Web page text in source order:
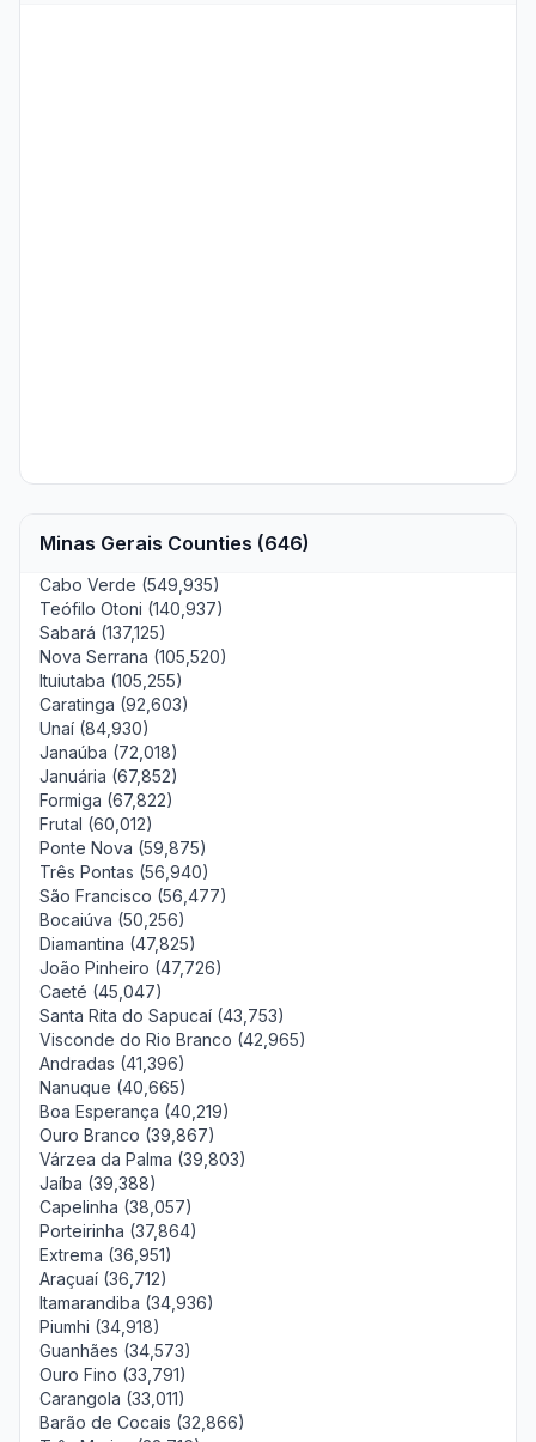
Minas Gerais Counties (646)
Cabo Verde (549,935)
Teófilo Otoni (140,937)
Sabará (137,125)
Nova Serrana (105,520)
Ituiutaba (105,255)
Caratinga (92,603)
Unaí (84,930)
Janaúba (72,018)
Januária (67,852)
Formiga (67,822)
Frutal (60,012)
Ponte Nova (59,875)
Três Pontas (56,940)
São Francisco (56,477)
Bocaiúva (50,256)
Diamantina (47,825)
João Pinheiro (47,726)
Caeté (45,047)
Santa Rita do Sapucaí (43,753)
Visconde do Rio Branco (42,965)
Andradas (41,396)
Nanuque (40,665)
Boa Esperança (40,219)
Ouro Branco (39,867)
Várzea da Palma (39,803)
Jaíba (39,388)
Capelinha (38,057)
Porteirinha (37,864)
Extrema (36,951)
Araçuaí (36,712)
Itamarandiba (34,936)
Piumhi (34,918)
Guanhães (34,573)
Ouro Fino (33,791)
Carangola (33,011)
Barão de Cocais (32,866)